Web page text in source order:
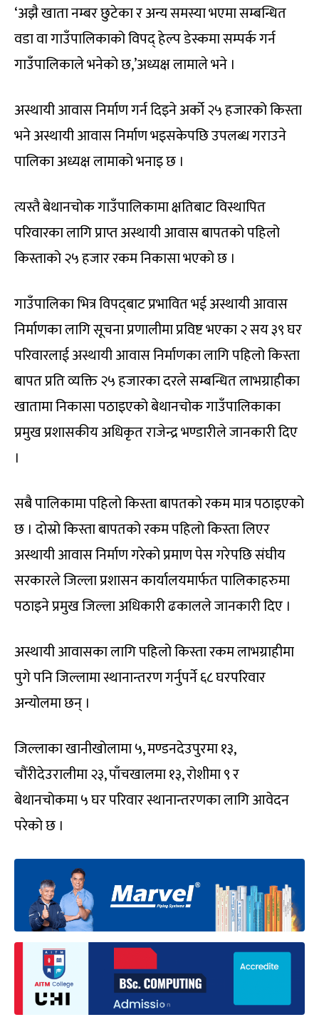
‘अझै खाता नम्बर छुटेका र अन्य समस्या भएमा सम्बन्धित
वडा वा गाउँपालिकाको विपद् हेल्प डेस्कमा सम्पर्क गर्न
गाउँपालिकाले भनेको छ,’अध्यक्ष लामाले भने ।
अस्थायी आवास निर्माण गर्न दिइने अर्को २५ हजारको किस्ता
भने अस्थायी आवास निर्माण भइसकेपछि उपलब्ध गराउने
पालिका अध्यक्ष लामाको भनाइ छ ।
त्यस्तै बेथानचोक गाउँपालिकामा क्षतिबाट विस्थापित
परिवारका लागि प्राप्त अस्थायी आवास बापतको पहिलो
किस्ताको २५ हजार रकम निकासा भएको छ ।
गाउँपालिका भित्र विपद्‍बाट प्रभावित भई अस्थायी आवास
निर्माणका लागि सूचना प्रणालीमा प्रविष्ट भएका २ सय ३९ घर
परिवारलाई अस्थायी आवास निर्माणका लागि पहिलो किस्ता
बापत प्रति व्यक्ति २५ हजारका दरले सम्बन्धित लाभग्राहीका
खातामा निकासा पठाइएको बेथानचोक गाउँपालिकाका
प्रमुख प्रशासकीय अधिकृत राजेन्द्र भण्डारीले जानकारी दिए
।
सबै पालिकामा पहिलो किस्ता बापतको रकम मात्र पठाइएको
छ । दोस्रो किस्ता बापतको रकम पहिलो किस्ता लिएर
अस्थायी आवास निर्माण गरेको प्रमाण पेस गरेपछि संघीय
सरकारले जिल्ला प्रशासन कार्यालयमार्फत पालिकाहरुमा
पठाइने प्रमुख जिल्ला अधिकारी ढकालले जानकारी दिए ।
अस्थायी आवासका लागि पहिलो किस्ता रकम लाभग्राहीमा
पुगे पनि जिल्लामा स्थानान्तरण गर्नुपर्ने ६८ घरपरिवार
अन्योलमा छन् ।
जिल्लाका खानीखोलामा ५, मण्डनदेउपुरमा १३,
चौंरीदेउरालीमा २३, पाँचखालमा १३, रोशीमा ९ र
बेथानचोकमा ५ घर परिवार स्थानान्तरणका लागि आवेदन
परेको छ ।